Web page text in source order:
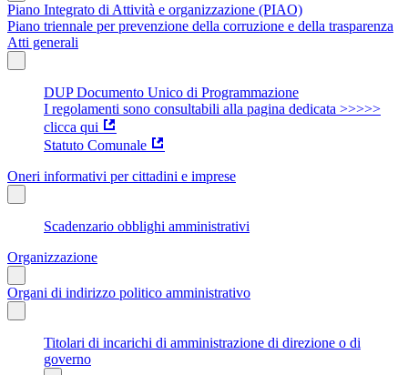
Piano Integrato di Attività e organizzazione (PIAO)
Piano triennale per prevenzione della corruzione e della trasparenza
Atti generali
DUP Documento Unico di Programmazione
I regolamenti sono consultabili alla pagina dedicata >>>>>
clicca qui
Statuto Comunale
Oneri informativi per cittadini e imprese
Scadenzario obblighi amministrativi
Organizzazione
Organi di indirizzo politico amministrativo
Titolari di incarichi di amministrazione di direzione o di
governo